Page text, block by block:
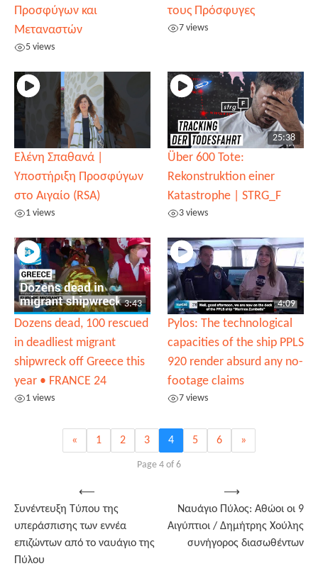
Προσφύγων και
Μεταναστών
5 views
τους Πρόσφυγες
7 views
Ελένη Σπαθανά |
Υποστήριξη Προσφύγων
στο Αιγαίο (RSA)
1 views
25:38
Über 600 Tote:
Rekonstruktion einer
Katastrophe | STRG_F
3 views
3:43
Dozens dead, 100 rescued
in deadliest migrant
shipwreck off Greece this
year • FRANCE 24
1 views
4:09
Pylos: The technological
capacities of the ship PPLS
920 render absurd any no-
footage claims
7 views
« 1 2 3 4 5 6 »
Page 4 of 6
navigation
⟵
Συνέντευξη Τύπου της
υπεράσπισης των εννέα
επιζώντων από το ναυάγιο της
Πύλου
Ναυάγιο Πύλος: Αθώοι οι 9
Αιγύπτιοι / Δημήτρης Χούλης
συνήγορος διασωθέντων
⟶